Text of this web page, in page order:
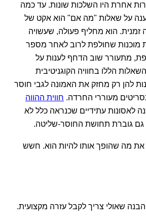
אחרת היו השלכות שונות. עד כמה
על שאלות "מה אם" הוא אקט של
הוא מחליף פעולה, שעשויה
מוכנות שחולפת לרוב לאחר מספר
מתעורר שוב הדחף לענות על
הללו בחוויה הקוגניטיבית
להן רק מחזק את האמונה לגבי חוסר
מעוררי החרדה. חווית ההווה
עתידיים שכנראה כלל לא
גם גוברת תחושת החוסר-שליטה.
מה שהופך אותו להיות הוא. חשש
שאולי צריך לקבל עזרה מקצועית.